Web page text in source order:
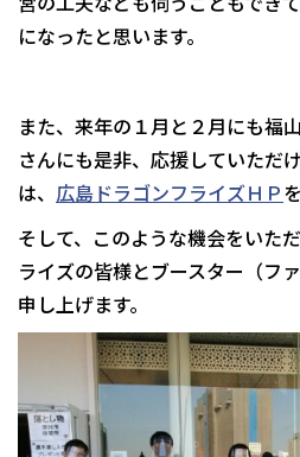
になったと思います。
また、来年の１月と２月にも福
さんにも是非、応援していただ
は、 広島ドラゴンフライズＨＰ
そして、このような機会をいた
ライズの皆様とブースター（フ
申し上げます。